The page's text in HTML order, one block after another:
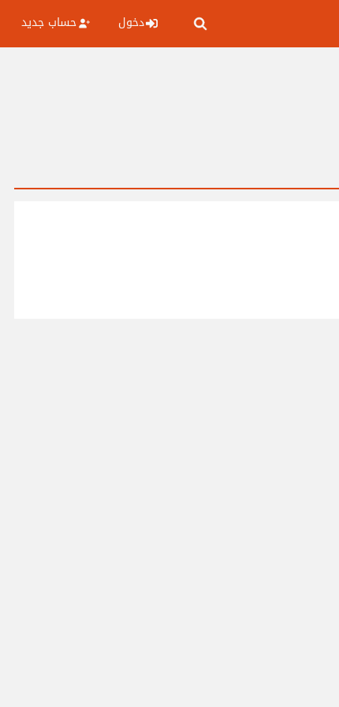
دخول حساب جديد